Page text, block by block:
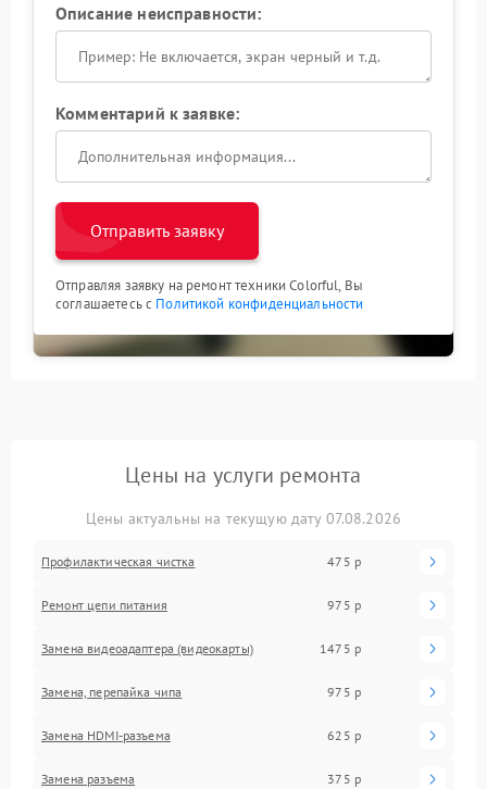
Описание неисправности:
Комментарий к заявке:
Отправить заявку
Отправляя заявку на ремонт техники Colorful, Вы
соглашаетесь с Политикой конфиденциальности
Цены на услуги ремонта
Цены актуальны на текущую дату 07.08.2026
Профилактическая чистка 475 р
Ремонт цепи питания 975 р
Замена видеоадаптера (видеокарты) 1475 р
Замена, перепайка чипа 975 р
Замена HDMI-разъема 625 р
Замена разъема 375 р